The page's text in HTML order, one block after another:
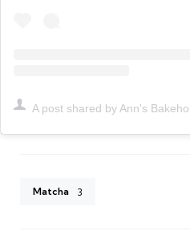
A post shared by Ann's
Matcha 3